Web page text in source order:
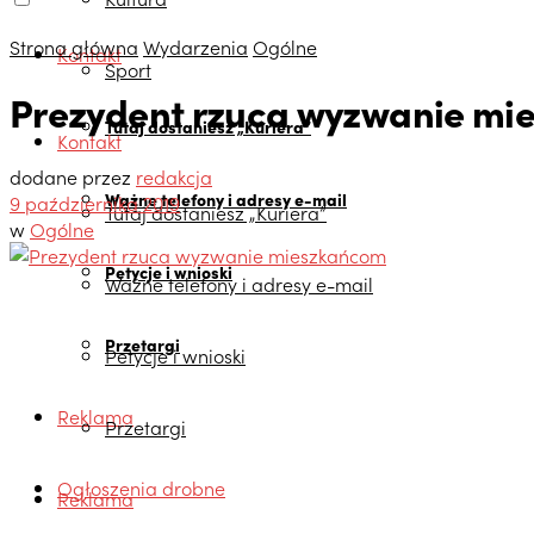
Kontakt
Tutaj dostaniesz „Kuriera”
Ważne telefony i adresy e-mail
Petycje i wnioski
Przetargi
Reklama
Ogłoszenia drobne
Sport
Kontakt
Tutaj dostaniesz „Kuriera”
Ważne telefony i adresy e-mail
Petycje i wnioski
Przetargi
Reklama
Strona główna Wydarzenia Ogólne
Prezydent rzuca wyzwanie
dodane przez redakcja
9 października 2019
wOgólne